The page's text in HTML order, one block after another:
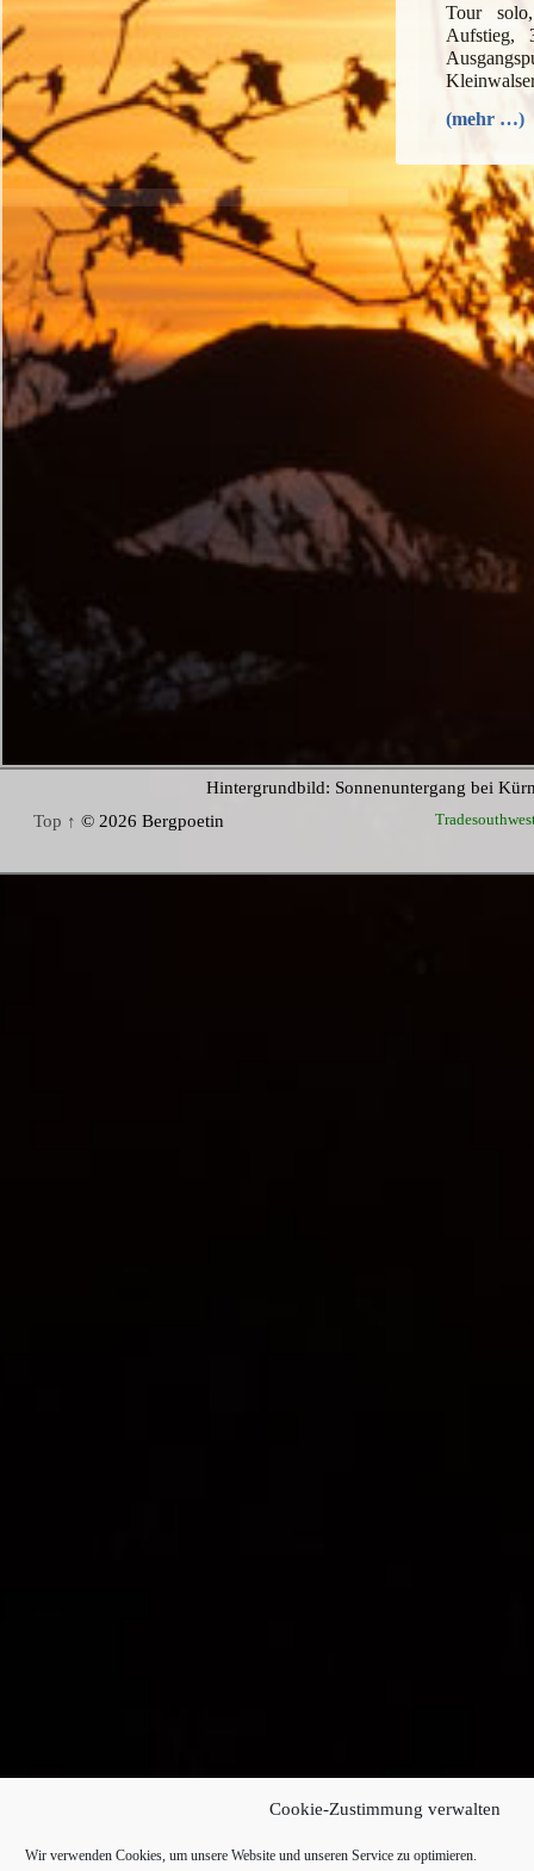
Cookie-Zustimmung verwalten
Wir verwenden Cookies, um unsere Website und unseren Service zu optimieren.
Tour
(mehr …)
Hintergrundbild: Sonnenuntergang bei
Top ↑ © 2026 Bergpoetin